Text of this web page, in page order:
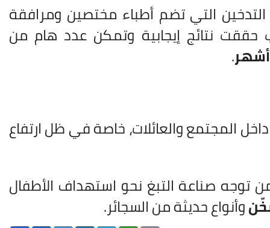
التي تضم أطباء مختصين ومرافقة
حققت نتائج إيجابية وتمكن عدد هام من
.
المجتمع والعائلات، خاصة في ظل ارتفاع
توجه صناعة التبغ نحو استهداف الأطفال
وأنواع حديثة من السجائر.